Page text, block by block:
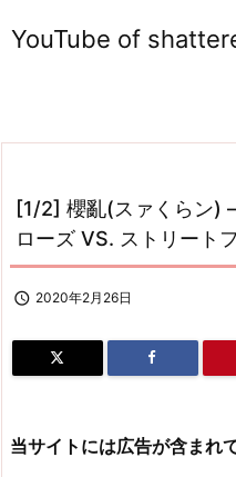
YouTube of
[1/2] 櫻亂(スァくらン)
ローズ VS. ストリート
 2020年2月26日
当サイトには広告が含まれ